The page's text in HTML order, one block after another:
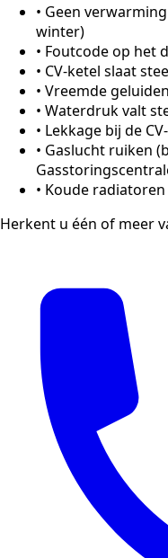
• Geen
winter)
• Foutcode op het
• CV-ketel slaat
• Vreemde
• Waterdruk valt
• Lekkage bij de
• Gaslucht ruiken
• Koude
Herkent u één of meer